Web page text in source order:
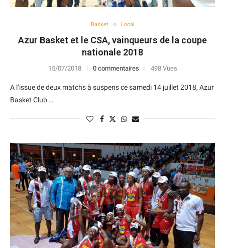
Basket Local
Azur Basket et le CSA, vainqueurs de la coupe
nationale 2018
15/07/2018 0 commentaires 498 Vues
A l’issue de deux matchs à suspens ce samedi 14 juillet 2018, Azur
Basket Club …